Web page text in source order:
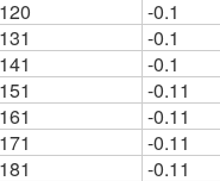
-0.1
-0.1
-0.1
-0.11
-0.11
-0.11
-0.11